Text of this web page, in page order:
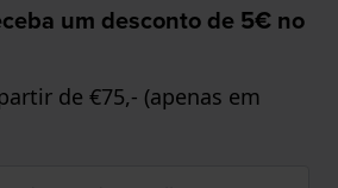
um desconto de 5€ no
de €75,- (apenas em